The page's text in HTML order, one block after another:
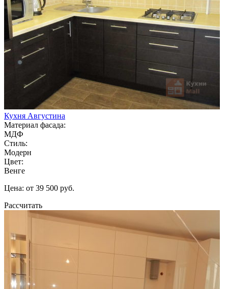
Кухня Августина
Материал фасада:
МДФ
Стиль:
Модерн
Цвет:
Венге
Цена: от 39 500 руб.
Рассчитать